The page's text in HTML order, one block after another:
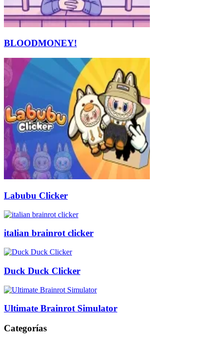
BLOODMONEY!
Labubu Clicker
italian brainrot clicker
Duck Duck Clicker
Ultimate Brainrot Simulator
Categorías